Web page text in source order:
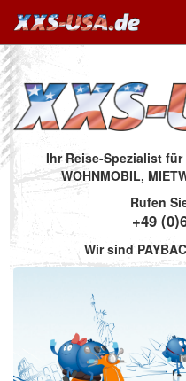
Ihr Reise-Spezialist für
WOHNMOBIL,
Rufen
+49
Wir sind